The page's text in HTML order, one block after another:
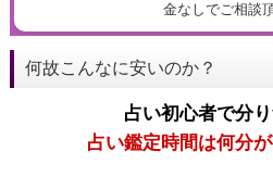
金なしでご相談
何故こんなに安いのか？
占い初心者で分
占い鑑定時間は何分